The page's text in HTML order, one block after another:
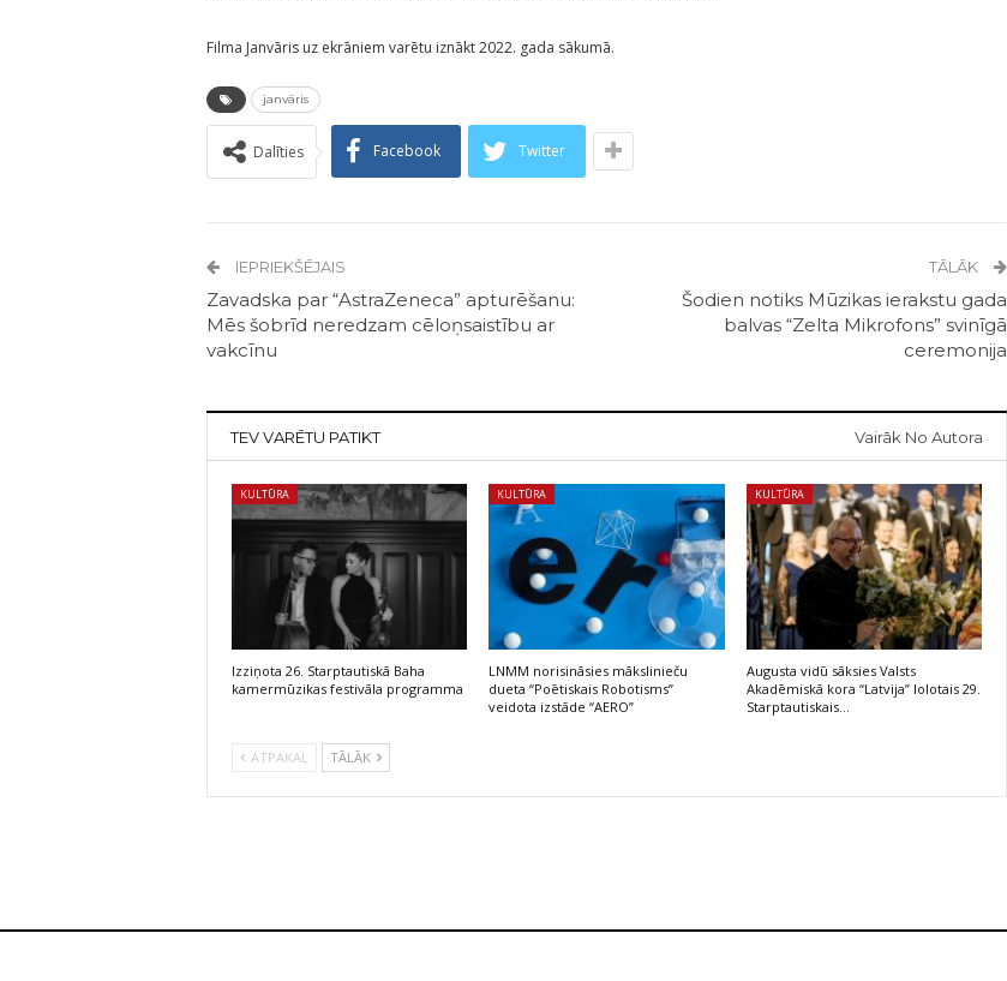
Filma Janvāris uz ekrāniem varētu iznākt 2022. gada sākumā.
janvāris
Dalīties Facebook Twitter
IEPRIEKŠĒJAIS
Zavadska par “AstraZeneca” apturēšanu:
Mēs šobrīd neredzam cēloņsaistību ar
vakcīnu
TĀLĀK
Šodien notiks Mūzikas ierakstu gada
balvas “Zelta Mikrofons” svinīgā
ceremonija
TEV VARĒTU PATIKT Vairāk No Autora
KULTŪRA
Izziņota 26. Starptautiskā Baha
kamermūzikas festivāla programma
KULTŪRA
LNMM norisināsies mākslinieču
dueta “Poētiskais Robotisms”
veidota izstāde “AERO”
KULTŪRA
Augusta vidū sāksies Valsts
Akadēmiskā kora “Latvija” lolotais 29.
Starptautiskais…
ATPAKAĻ TĀLĀK